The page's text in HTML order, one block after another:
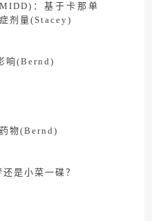
：基于卡那单
剂量(Stacey)
响(Bernd)
物(Bernd)
是小菜一碟？